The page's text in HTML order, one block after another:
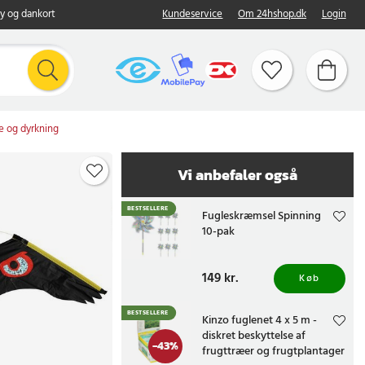
og dankort Kundeservice Om 24hshop.dk Login
og dyrkning
Vi anbefaler også
BESTSELLERE
Fugleskræmsel Spinning
10-pak
Pris :149 kr.
149 kr. Køb
-43%
BESTSELLERE
Kinzo fuglenet 4 x 5 m -
diskret beskyttelse af
frugttræer og frugtplantager